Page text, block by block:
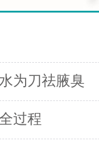
为刀祛腋臭
过程